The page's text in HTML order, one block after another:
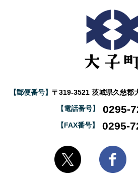
【郵便番号】 〒319-3521 茨城県久慈郡
【電話番号】 0295-
【FAX番号】 0295-
大子町Twitter 大子